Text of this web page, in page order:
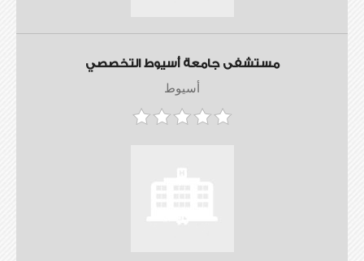
مستشفى جامعة أسيوط التخصصي
أسيوط